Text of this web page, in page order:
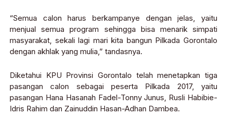
“Semua calon harus berkampanye dengan jelas, yaitu
menjual semua program sehingga bisa menarik simpati
masyarakat, sekali lagi mari kita bangun Pilkada Gorontalo
dengan akhlak yang mulia,” tandasnya.
Diketahui KPU Provinsi Gorontalo telah menetapkan tiga
pasangan calon sebagai peserta Pilkada 2017, yaitu
pasangan Hana Hasanah Fadel-Tonny Junus, Rusli Habibie-
Idris Rahim dan Zainuddin Hasan-Adhan Dambea.